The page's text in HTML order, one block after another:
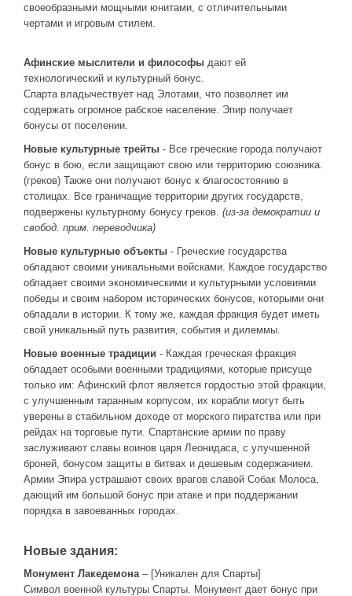
Загадки и тайны истории
Новое время
Крестовые походы
Античность
Средние века
своеобразными мощными юнитами, с отличительными
чертами и игровым стилем.
Афинские мыслители и философы дают ей
технологический и культурный бонус.
Спарта владычествует над Элотами, что позволяет им
содержать огромное рабское население. Эпир получает
бонусы от поселении.
Новые культурные трейты - Все греческие города получают
бонус в бою, если защищают свою или территорию союзника.
(греков) Также они получают бонус к благосостоянию в
столицах. Все граничащие территории других государств,
подвержены культурному бонусу греков. (из-за демократии и
свобод. прим. переводчика)
Новые культурные объекты - Греческие государства
обладают своими уникальными войсками. Каждое государство
обладает своими экономическими и культурными условиями
победы и своим набором исторических бонусов, которыми они
обладали в истории. К тому же, каждая фракция будет иметь
свой уникальный путь развития, события и дилеммы.
Новые военные традиции - Каждая греческая фракция
обладает особыми военными традициями, которые присуще
только им: Афинский флот является гордостью этой фракции,
с улучшенным таранным корпусом, их корабли могут быть
уверены в стабильном доходе от морского пиратства или при
рейдах на торговые пути. Спартанские армии по праву
заслуживают славы воинов царя Леонидаса, с улучшенной
броней, бонусом защиты в битвах и дешевым содержанием.
Армии Эпира устрашают своих врагов славой Собак Молоса,
дающий им большой бонус при атаке и при поддержании
порядка в завоеванных городах.
Новые здания:
Монумент Лакедемона – [Уникален для Спарты]
Символ военной культуры Спарты. Монумент дает бонус при